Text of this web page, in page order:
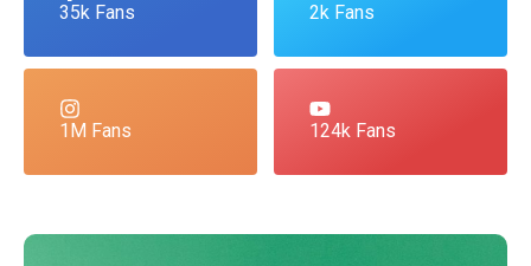
35k Fans 2k Fans
1M Fans 124k Fans